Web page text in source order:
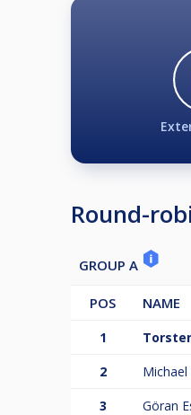
Round-
GROUP A
POS NAME
1
2
Michael
3
Göran